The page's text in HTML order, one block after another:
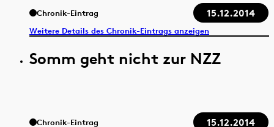
Chronik-Eintrag 15.12.2014
Weitere Details des Chronik-Eintrags anzeigen
Somm geht nicht zur NZZ
Chronik-Eintrag 15.12.2014